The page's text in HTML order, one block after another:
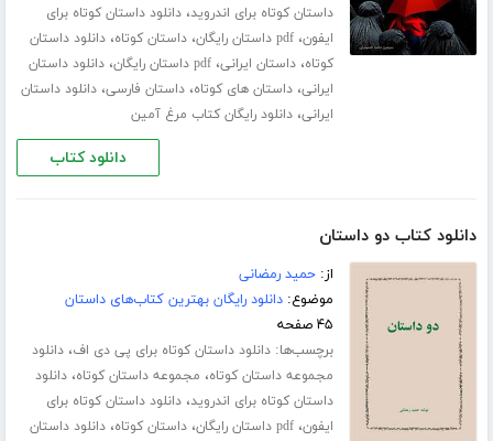
داستان کوتاه برای اندروید،دانلود داستان کوتاه برای
ایفون،pdf داستان رایگان ،داستان کوتاه،دانلود داستان
کوتاه،داستان ایرانی،pdf داستان رایگان ،دانلود داستان
ایرانی،داستان های کوتاه،داستان فارسی،دانلود داستان
ایرانی،دانلود رایگان کتاب مرغ آمین
دانلود کتاب
دانلود کتاب دو داستان
از:حمید رمضانی
موضوع:دانلود رایگان بهترین کتاب‌های داستان
۴۵ صفحه
برچسب‌ها:دانلود داستان کوتاه برای پی دی اف،دانلود
مجموعه داستان کوتاه، مجموعه داستان کوتاه،دانلود
داستان کوتاه برای اندروید،دانلود داستان کوتاه برای
ایفون،pdf داستان رایگان ،داستان کوتاه،دانلود داستان